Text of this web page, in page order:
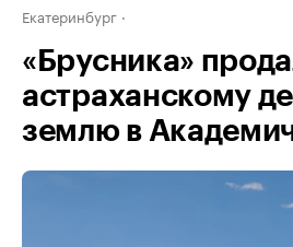
Екатеринбург
«Брусника»
астраханскому
землю в